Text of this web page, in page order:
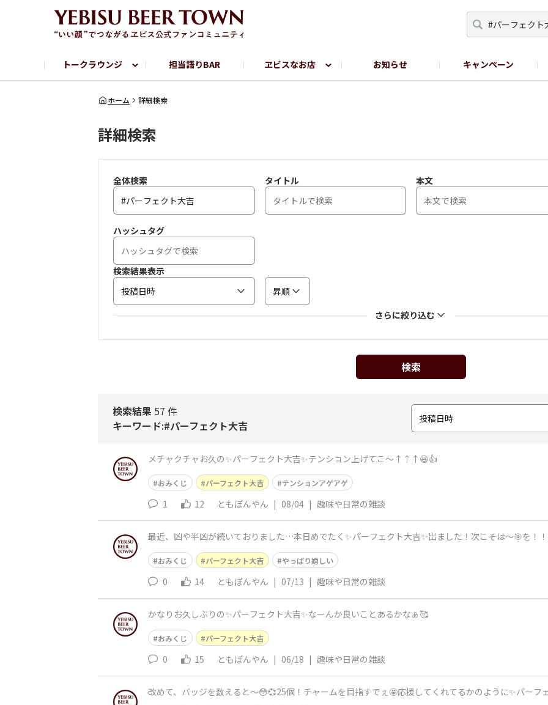
トークラウンジ
フリートーク
担当語りBAR ヱビスなお店
ヱビス提供店情報
お知らせ キャンペーン
ヱビスブランドサイト
サッポロビール公式Instagram
ホーム 詳細検索
詳細検索
全体検索 タイトル 本文
ハッシュタグ
検索結果表示
投稿日時
昇順
さらに絞り込む
検索
検索結果 57 件
キーワード:#パーフェクト大吉
投稿日時
メチャクチャお久の✨️パーフェクト大吉✨️テンション上げてこ〜↑↑↑😆👍
おみくじ パーフェクト大吉 テンションアゲアゲ
1 12 ともぽんやん | 08/04 | 趣味や日常の雑談
最近、凶や半凶が続いておりました…本日めでたく✨️パーフェクト大吉✨️出ました！次こそは〜🎯を！！
おみくじ パーフェクト大吉 やっぱり嬉しい
0 14 ともぽんやん | 07/13 | 趣味や日常の雑談
かなりお久しぶりの✨️パーフェクト大吉✨️なーんか良いことあるかなぁ🥰
おみくじ パーフェクト大吉
0 15 ともぽんやん | 06/18 | 趣味や日常の雑談
改めて、バッジを数えると～😳💞25個！チャームを目指すでぇ🤩応援してくれてるかのように✨パーフ